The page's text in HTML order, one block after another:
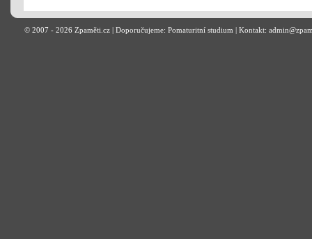
© 2007 - 2026 Zpaměti.cz | Doporučujeme: Pomaturitní studium | Kontakt: